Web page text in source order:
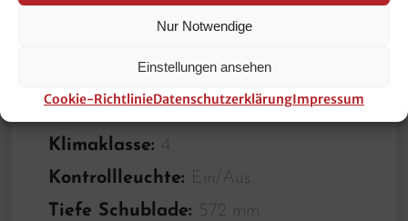
Nur Notwendige
Einstellungen ansehen
Cookie-RichtlinieDatenschutzerklärungImpressum
Material Arbeitsfläche:
0 °C
Klimaklasse: 4
Kontrollleuchte: Ein/Aus
Tiefe Schublade: 572 mm